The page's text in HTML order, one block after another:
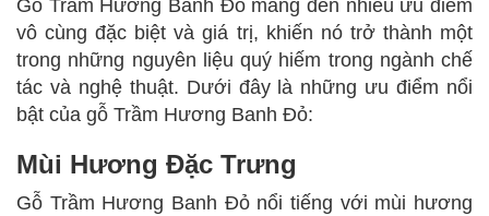
Gỗ Trầm Hương Banh Đỏ mang đến nhiều ưu điểm
vô cùng đặc biệt và giá trị, khiến nó trở thành một
trong những nguyên liệu quý hiếm trong ngành chế
tác và nghệ thuật. Dưới đây là những ưu điểm nổi
bật của gỗ Trầm Hương Banh Đỏ:
Mùi Hương Đặc Trưng
Gỗ Trầm Hương Banh Đỏ nổi tiếng với mùi hương